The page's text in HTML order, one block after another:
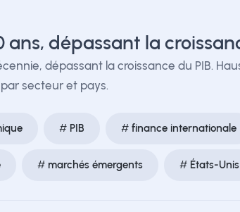
ans, dépassant la
dépassant la croissance du PIB.
par secteur et pays.
PIB finance internationale
marchés émergents États-Unis